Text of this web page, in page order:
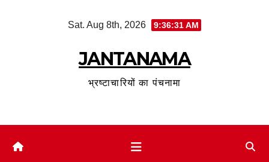
Sat. Aug 8th, 2026 9:36:32 AM
JANTANAMA
भ्रष्टाचारियों का पंचनामा